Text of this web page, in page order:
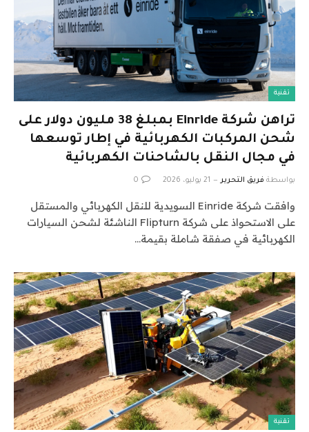
تقنية
تراهن شركة Einride بمبلغ 38 مليون دولار على
شحن المركبات الكهربائية في إطار توسعها
في مجال النقل بالشاحنات الكهربائية
بواسطة فريق التحرير 21 يوليو، 2026 0
وافقت شركة Einride السويدية للنقل الكهربائي والمستقل
على الاستحواذ على شركة Flipturn الناشئة لشحن السيارات
الكهربائية في صفقة شاملة بقيمة…
تقنية